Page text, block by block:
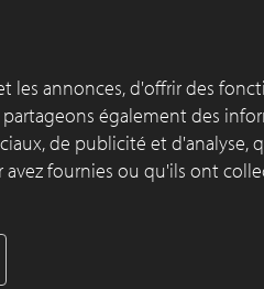
Gavere se rappelle une
fragmenté, le pavage, en
du Marché s’est complètement
part belle à la pause, aux
dans un jardin
jouent un rôle central dans
les annonces, d'offrir des
également des
de publicité et d'analyse,
fournies ou qu'ils ont